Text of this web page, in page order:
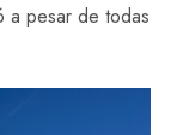
a pesar de todas